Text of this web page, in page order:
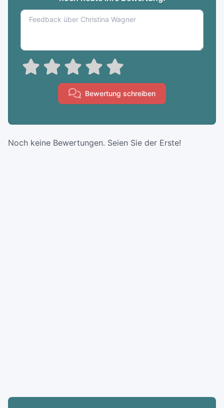
Bewertung schreiben
Noch keine Bewertungen. Seien Sie der Erste!